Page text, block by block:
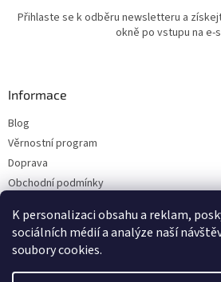
K personalizaci obsahu a reklam,
sociálních médií a analýze naší
soubory cookies.
Přihlaste se k odběru newsletteru a
okně po vstupu na e-
Informace
Blog
Věrnostní program
Doprava
Obchodní podmínky
Kontakty